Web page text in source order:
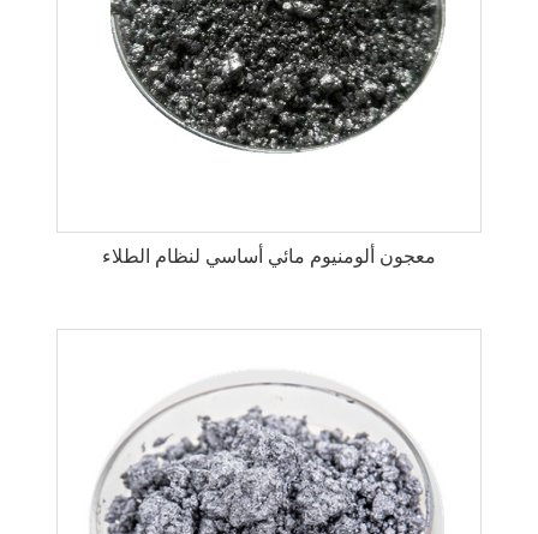
معجون ألومنيوم مائي أساسي لنظام الطلاء